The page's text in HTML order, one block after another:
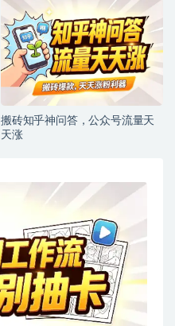
搬砖知乎神问答，公众号流量天
天涨